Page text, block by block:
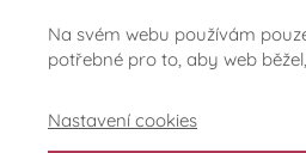
Na svém webu používám
potřebné pro to, aby web
Nastavení cookies